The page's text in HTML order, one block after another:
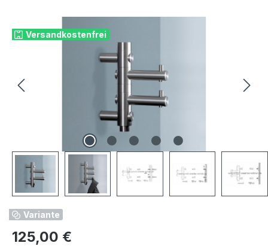
Versandkostenfrei
Variante
Regulärer Preis:
125,00 €